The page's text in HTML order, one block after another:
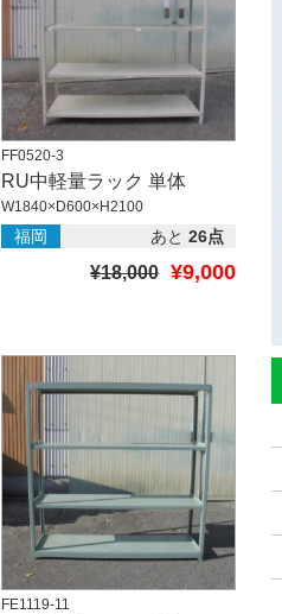
FF0520-3
RU中軽量ラック 単体
W1840×D600×H2100
福岡 あと 26点
¥18,000 ¥9,000
FE1119-11